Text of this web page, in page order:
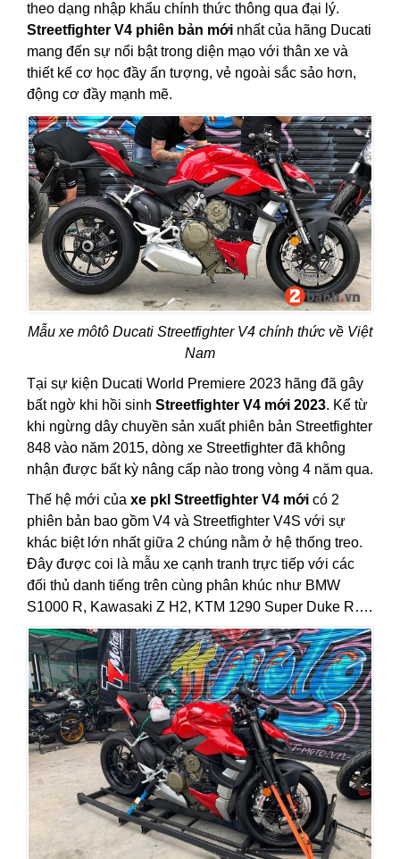
theo dạng nhập khẩu chính thức thông qua đại lý.
Streetfighter V4 phiên bản mới nhất của hãng Ducati
mang đến sự nổi bật trong diện mạo với thân xe và
thiết kế cơ học đầy ấn tượng, vẻ ngoài sắc sảo hơn,
động cơ đầy mạnh mẽ.
Mẫu xe môtô Ducati Streetfighter V4 chính thức về Việt
Nam
Tại sự kiện Ducati World Premiere 2023 hãng đã gây
bất ngờ khi hồi sinh Streetfighter V4 mới 2023. Kể từ
khi ngừng dây chuyền sản xuất phiên bản Streetfighter
848 vào năm 2015, dòng xe Streetfighter đã không
nhận được bất kỳ nâng cấp nào trong vòng 4 năm qua.
Thế hệ mới của xe pkl Streetfighter V4 mới có 2
phiên bản bao gồm V4 và Streetfighter V4S với sự
khác biệt lớn nhất giữa 2 chúng nằm ở hệ thống treo.
Đây được coi là mẫu xe cạnh tranh trực tiếp với các
đối thủ danh tiếng trên cùng phân khúc như BMW
S1000 R, Kawasaki Z H2, KTM 1290 Super Duke R….